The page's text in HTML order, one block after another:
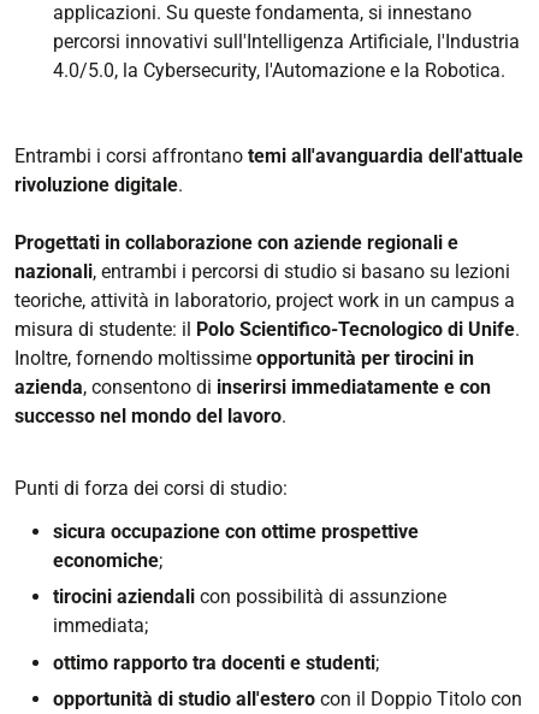
applicazioni. Su queste fondamenta, si innestano
percorsi innovativi sull'Intelligenza Artificiale, l'Industria
4.0/5.0, la Cybersecurity, l'Automazione e la Robotica.
Entrambi i corsi affrontano temi all'avanguardia dell'attuale
rivoluzione digitale.
Progettati in collaborazione con aziende regionali e
nazionali, entrambi i percorsi di studio si basano su lezioni
teoriche, attività in laboratorio, project work in un campus a
misura di studente: il Polo Scientifico-Tecnologico di Unife.
Inoltre, fornendo moltissime opportunità per tirocini in
azienda, consentono di inserirsi immediatamente e con
successo nel mondo del lavoro.
Punti di forza dei corsi di studio:
sicura occupazione con ottime prospettive
economiche;
tirocini aziendali con possibilità di assunzione
immediata;
ottimo rapporto tra docenti e studenti;
opportunità di studio all'estero con il Doppio Titolo con